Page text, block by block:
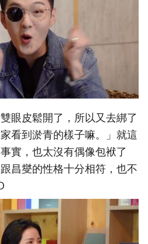
眼皮鬆開了，所以又去綁了
看到淤青的樣子嘛。」就這
實，也太沒有偶像包袱了
昌燮的性格十分相符，也不